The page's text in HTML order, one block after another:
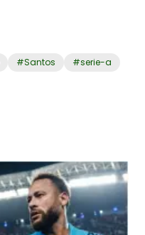
#Santos #serie-a